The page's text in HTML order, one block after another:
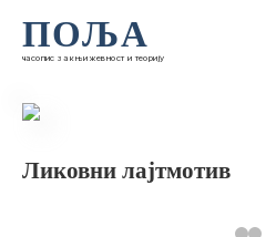
ПОЉА
часопис за књижевност и теорију
Ликовни лајтмотив